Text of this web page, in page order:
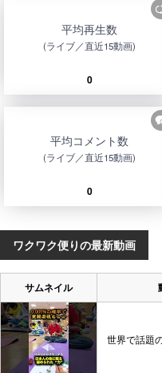
平均再生数
(ライブ／直近15動画)
0
平均コメント数
(ライブ／直近15動画)
0
ワクワク便りの最新動画
サムネイル
世界で話題